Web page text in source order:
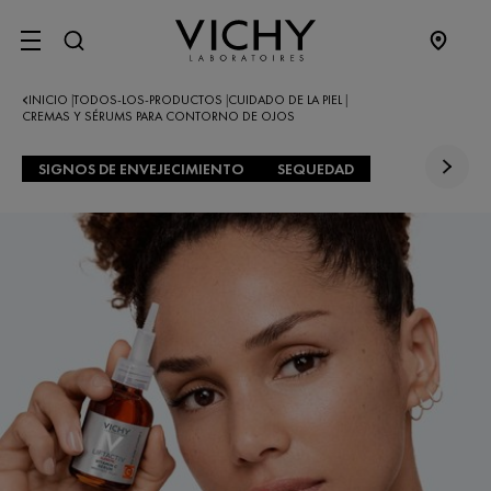
SITE MENU
INICIO TODOS-LOS-PRODUCTOS CUIDADO DE LA PIEL
CREMAS Y SÉRUMS PARA CONTORNO DE OJOS
SIGNOS DE ENVEJECIMIENTO SEQUEDAD